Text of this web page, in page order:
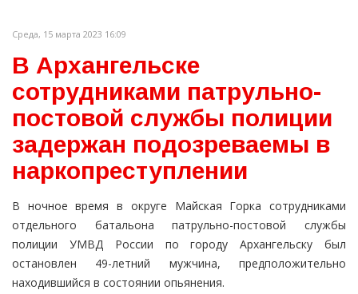
Среда, 15 марта 2023 16:09
В Архангельске
сотрудниками патрульно-
постовой службы полиции
задержан подозреваемы в
наркопреступлении
В ночное время в округе Майская Горка сотрудниками
отдельного батальона патрульно-постовой службы
полиции УМВД России по городу Архангельску был
остановлен 49-летний мужчина, предположительно
находившийся в состоянии опьянения.